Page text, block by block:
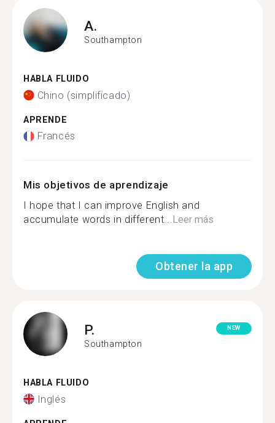
A.
Southampton
HABLA FLUIDO
Chino (simplificado)
APRENDE
Francés
Mis objetivos de aprendizaje
I hope that I can improve English and
accumulate words in different...Leer más
Obtener la app
P.
Southampton
NEW
HABLA FLUIDO
Inglés